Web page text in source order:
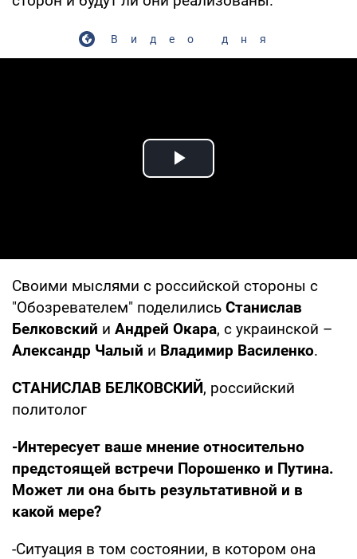
Видео дня
Play Video
Своими мыслями с российской стороны с
"Обозревателем" поделились Станислав
Белковский и Андрей Окара, с украинской –
Александр Чалый и Владимир Василенко.
СТАНИСЛАВ БЕЛКОВСКИЙ, российский
политолог
-Интересует ваше мнение относительно
предстоящей встречи Порошенко и Путина.
Может ли она быть результативной и в
какой мере?
-Ситуация в том состоянии, в котором она